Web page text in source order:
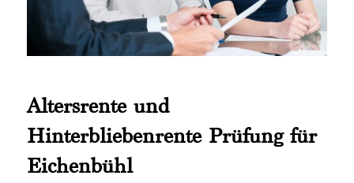
Altersrente und
Hinterbliebenrente Prüfung für
Eichenbühl